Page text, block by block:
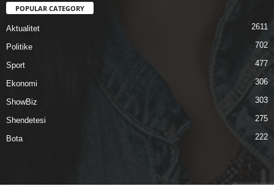
POPULAR CATEGORY
Aktualitet 2611
Politike 702
Sport 477
Ekonomi 306
ShowBiz 303
Shendetesi 275
Bota 222